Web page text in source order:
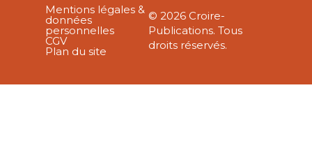
Mentions légales &
données
personnelles
CGV
Plan du site
© 2026 Croire-
Publications. Tous
droits réservés.